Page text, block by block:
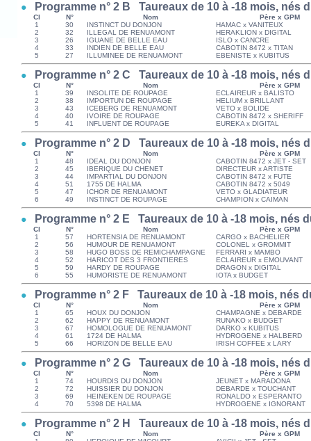
Programme n° 2 B Taureaux de 10 à -18 mois, nés
Cl N° Nom
Père x GPM
1
30 INSTINCT DU DONJON
HAMAC x VANITEUX
2
32 ILLEGAL DE RENUAMONT
HERAKLION x DIGITAL
3
26 IGUANE DE BELLE EAU
ISLO x CANCRE
4
33 INDIEN DE BELLE EAU
CABOTIN 8472 x TITAN
5
27 ILLUMINEE DE RENUAMONT EBENISTE x KUBITUS
Programme n° 2 C Taureaux de 10 à -18 mois, nés
Cl N° Nom
Père x GPM
1
39 INSOLITE DE ROUPAGE
ECLAIREUR x BALISTO
2
38 IMPORTUN DE ROUPAGE
HELIUM x BRILLANT
3
43 ICEBERG DE RENUAMONT
VETO x BOLIDE
4
40 IVOIRE DE ROUPAGE
CABOTIN 8472 x SHERIFF
5
41 INFLUENT DE ROUPAGE EUREKA x DIGITAL
Programme n° 2 D Taureaux de 10 à -18 mois, nés
Cl N° Nom
Père x GPM
1
48 IDEAL DU DONJON
CABOTIN 8472 x JET - SET
2
45 IBERIQUE DU CHENET
DIRECTEUR x ARTISTE
3
44 IMPARTIAL DU DONJON
CABOTIN 8472 x FUTE
4
51 1755 DE HALMA
CABOTIN 8472 x 5049
5
47 ICHOR DE RENUAMONT
VETO x GLADIATEUR
6
49 INSTINCT DE ROUPAGE CHAMPION x CAIMAN
Programme n° 2 E Taureaux de 10 à -18 mois, nés
Cl N° Nom
Père x GPM
1
57 HORTENSIA DE RENUAMONT
CARGO x BACHELIER
2
56 HUMOUR DE RENUAMONT
COLONEL x GROMMIT
3
58 HUGO BOSS DE REMICHAMPAGNE
FERRARI x MAMBO
4
52 HARICOT DES 3 FRONTIERES
ECLAIREUR x EMOUVANT
5
59 HARDY DE ROUPAGE
DRAGON x DIGITAL
6
55 HUMORISTE DE RENUAMONT IOTA x BUDGET
Programme n° 2 F Taureaux de 10 à -18 mois, nés
Cl N° Nom
Père x GPM
1
65 HOUX DU DONJON
CHAMPAGNE x DEBARDE
2
62 HAPPY DE RENUAMONT
RUNAKO x BUDGET
3
67 HOMOLOGUE DE RENUAMONT
DARKO x KUBITUS
4
61 1724 DE HALMA
HYDROGENE x HALBERD
5
66 HORIZON DE BELLE EAU IRISH COFFEE x LARY
Programme n° 2 G Taureaux de 10 à -18 mois, nés
Cl N° Nom
Père x GPM
1
74 HOURDIS DU DONJON
JEUNET x MARADONA
2
72 HUISSIER DU DONJON
DEBARDE x TOUCHANT
3
69 HEINEKEN DE ROUPAGE
RONALDO x ESPERANTO
4
70 5398 DE HALMA HYDROGENE x IGNORANT
Programme n° 2 H Taureaux de 10 à -18 mois, nés
Cl N° Nom
Père x GPM